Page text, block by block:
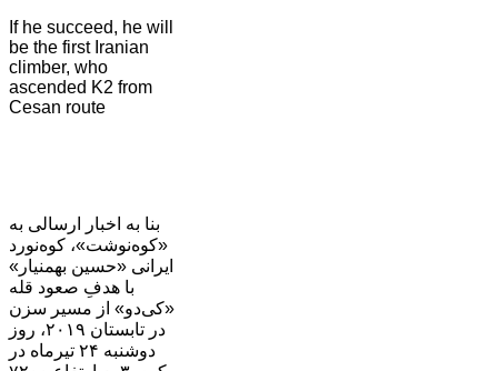
If he succeed, he will
be the first Iranian
climber, who
ascended K2 from
Cesan route
بنا به اخبار ارسالی به
«کوه‌نوشت»، کوه‌نورد
ایرانی «حسین بهمنیار»
با هدفِ صعود قله
«کی‌دو» از مسیر سزن
در تابستان ۲۰۱۹، روز
دوشنبه ۲۴ تیرماه در